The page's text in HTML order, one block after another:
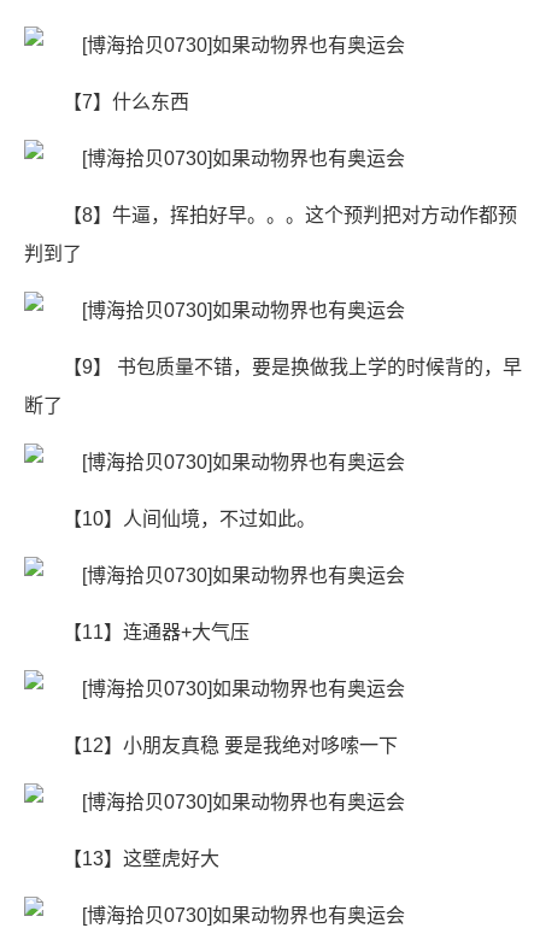
【7】什么东西
【8】牛逼，挥拍好早。。。这个预判把对方动作都预
判到了
【9】 书包质量不错，要是换做我上学的时候背的，早
断了
【10】人间仙境，不过如此。
【11】连通器+大气压
【12】小朋友真稳 要是我绝对哆嗦一下
【13】这壁虎好大